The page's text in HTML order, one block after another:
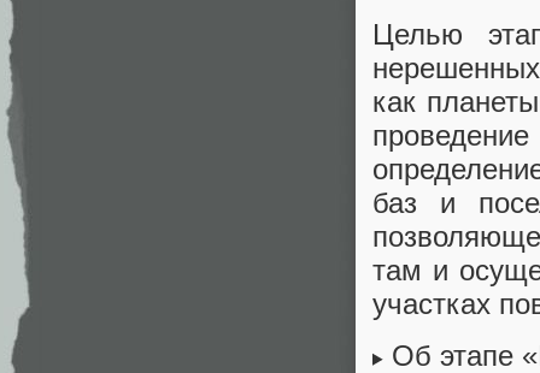
Целью
как
баз и
там и
участках
Об этапе